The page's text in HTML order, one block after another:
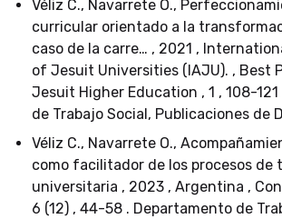
Véliz C., Navarrete O.,
curricular orientado a la
caso de la carre… , 2021 ,
of Jesuit Universities (IAJU). , Best
Jesuit Higher Education , 1 , 108-
de Trabajo Social, Publicaciones de
Véliz C., Navarrete O.,
como facilitador de los procesos de
universitaria , 2023 , Argentina ,
6 (12) , 44-58 . Departamento de